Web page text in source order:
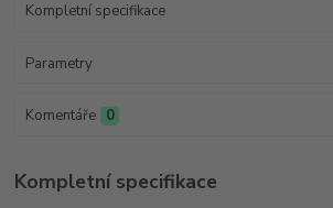
Kompletní specifikace
Parametry
Komentáře 0
Kompletní specifikace